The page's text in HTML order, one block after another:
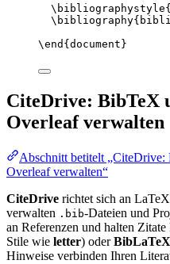
\bibliographystyle
\bibliography
\end { document }
CiteDrive: BibTeX
Overleaf verwalten
Abschnitt betitelt
Overleaf verwalten“
CiteDrive richtet sich an
verwalten .bib-Dateien und
an Referenzen und halten
Stile wie letter) oderBibLaTeX
Hinweise verbinden Ihren